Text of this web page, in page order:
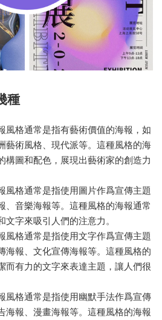
種
風格通常是指有藝術價值的海報，如
藝術風格、現代派等。這種風格的海
構圖和配色，展現出藝術家的創造力
風格通常是指使用圖片作爲宣傳主題
、音樂海報等。這種風格的海報通常
字來吸引人們的注意力。
風格通常是指使用文字作爲宣傳主題
海報、文化宣傳海報等。這種風格的
而有力的文字來表達主題，讓人們很
風格通常是指使用幽默手法作爲宣傳
海報、漫畫海報等。這種風格的海報